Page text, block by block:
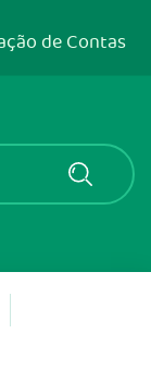
de Contas